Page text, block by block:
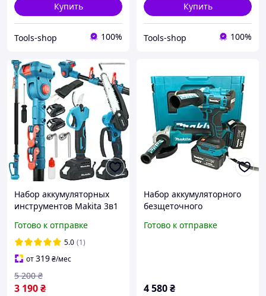
Купить
Tools-shop 100%
Купить
Tools-shop 100%
Набор аккумуляторных
инструментов Makita 3в1
высоторез в пластиковом
кейсе с 2 АКБ 24V/5Ah
Готово к отправке
5.0 (1)
от319₴/мес
3 190₴
5 200 ₴
Набор аккумуляторного
безщеточного
Болгарка makita DGA 504
Готово к отправке
4 580₴